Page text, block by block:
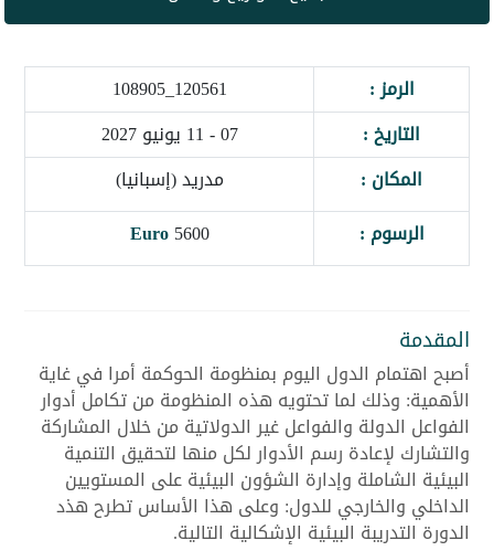
الرمز :
120561_108905
التاريخ :
07 - 11 يونيو 2027
المكان :
مدريد (إسبانيا)
الرسوم :
5600
Euro
المقدمة
أصبح اهتمام الدول اليوم بمنظومة الحوكمة أمرا في غاية
الأهمية: وذلك لما تحتويه هذه المنظومة من تكامل أدوار
الفواعل الدولة والفواعل غير الدولاتية من خلال المشاركة
والتشارك لإعادة رسم الأدوار لكل منها لتحقيق التنمية
البيئية الشاملة وإدارة الشؤون البيئية على المستويين
الداخلي والخارجي للدول: وعلى هذا الأساس تطرح هذد
الدورة التدريبة البيئية الإشكالية التالية.